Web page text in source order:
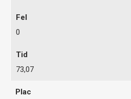
0
73,07